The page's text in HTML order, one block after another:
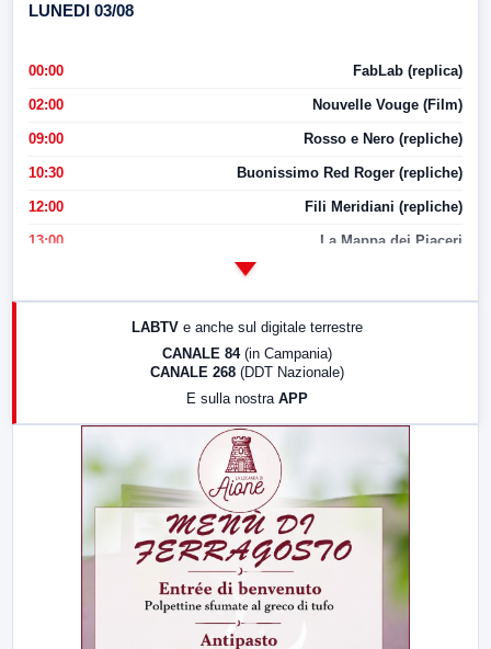
LUNEDI 03/08
00:00 FabLab (replica)
02:00 Nouvelle Vouge (Film)
09:00 Rosso e Nero (repliche)
10:30 Buonissimo Red Roger (repliche)
12:00 Fili Meridiani (repliche)
13:00 La Mappa dei Piaceri
LABTV e anche sul digitale terrestre
CANALE 84 (in Campania)
CANALE 268 (DDT Nazionale)
E sulla nostra APP